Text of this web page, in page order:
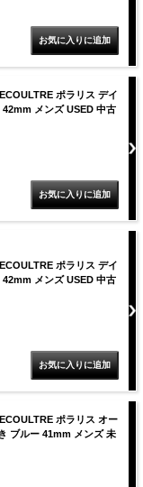
ポラリス デイ
42mm メンズ USED 中古
ポラリス デイ
42mm メンズ USED 中古
ポラリス オー
ブルー 41mm メンズ 未